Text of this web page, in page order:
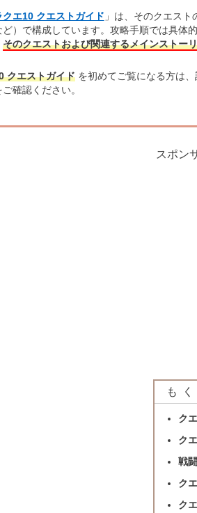
クエ10 クエストガイド 」は、そのクエスト
ど）で構成しています。攻略手順では具体
そのクエストおよび関連するメインストー
クエストガイドを初めてご覧になる方は
ご確認ください。
スポン
も
ク
ク
戦
ク
ク